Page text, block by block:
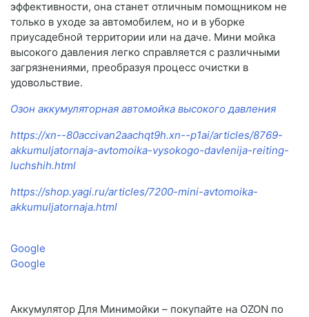
эффективности, она станет отличным помощником не
только в уходе за автомобилем, но и в уборке
приусадебной территории или на даче. Мини мойка
высокого давления легко справляется с различными
загрязнениями, преобразуя процесс очистки в
удовольствие.
Озон аккумуляторная автомойка высокого давления
https://xn--80accivan2aachqt9h.xn--p1ai/articles/8769-
akkumuljatornaja-avtomoika-vysokogo-davlenija-reiting-
luchshih.html
https://shop.yagi.ru/articles/7200-mini-avtomoika-
akkumuljatornaja.html
Google
Google
Аккумулятор Для Минимойки – покупайте на OZON по